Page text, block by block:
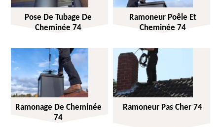
Pose De Tubage De
Cheminée 74
Ramoneur Poêle Et
Cheminée 74
Ramonage De Cheminée
74
Ramoneur Pas Cher 74